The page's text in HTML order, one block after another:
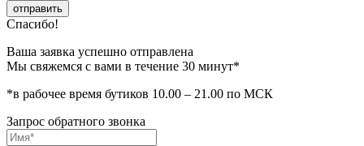
отправить
Спасибо!
Ваша заявка успешно отправлена
Мы свяжемся с вами в течение 30 минут*
*в рабочее время бутиков 10.00 – 21.00 по МСК
Запрос обратного звонка